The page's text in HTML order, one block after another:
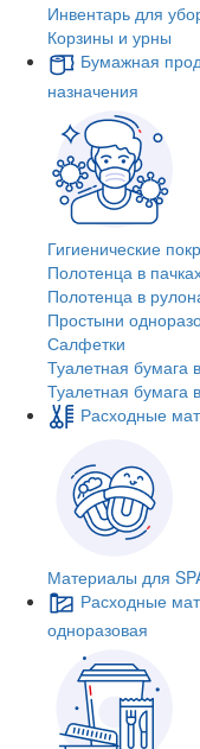
Инвентарь для
Корзины и урны
Бумажная
назначения
Гигиенические
Полотенца в
Полотенца в
Простыни
Салфетки
Туалетная бумага
Туалетная бумага
Расходные
Материалы для
Расходные
одноразовая